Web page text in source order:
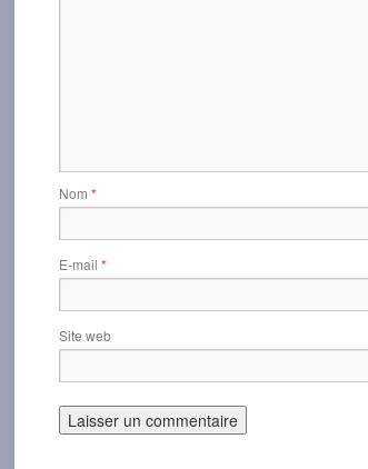
Nom *
E-mail *
Site web